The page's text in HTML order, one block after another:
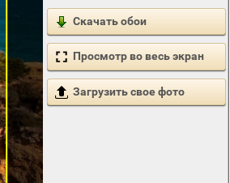
Скачать обои
Просмотр во весь экран
Загрузить свое фото